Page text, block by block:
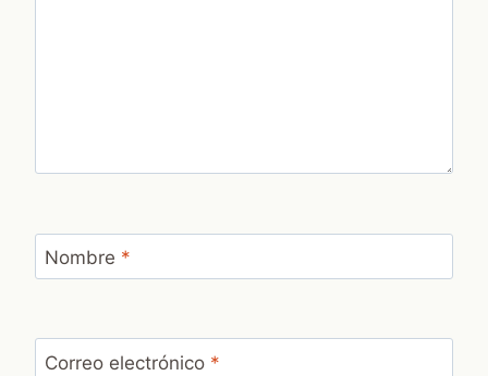
Nombre *
Correo electrónico *